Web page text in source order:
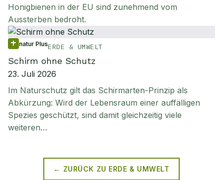
Honigbienen in der EU sind zunehmend vom
Aussterben bedroht.
natur PlusERDE & UMWELT
Schirm ohne Schutz
23. Juli 2026
Im Naturschutz gilt das Schirmarten-Prinzip als
Abkürzung: Wird der Lebensraum einer auffälligen
Spezies geschützt, sind damit gleichzeitig viele
weiteren…
← ZURÜCK ZU ERDE & UMWELT